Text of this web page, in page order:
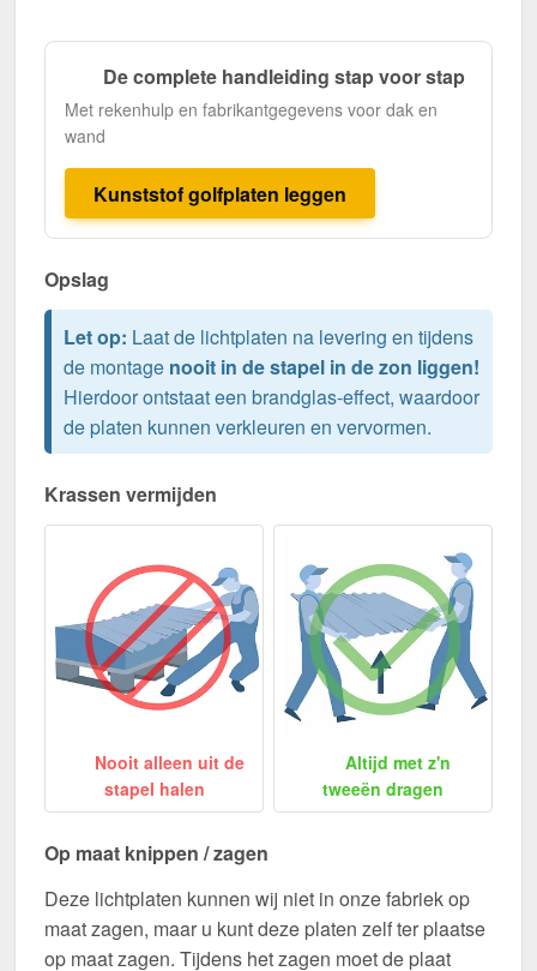
De complete handleiding stap voor stap
Met rekenhulp en fabrikantgegevens voor dak en
wand
Kunststof golfplaten leggen
Opslag
Let op: Laat de lichtplaten na levering en tijdens
de montage nooit in de stapel in de zon liggen!
Hierdoor ontstaat een brandglas-effect, waardoor
de platen kunnen verkleuren en vervormen.
Krassen vermijden
Nooit alleen uit de
stapel halen
Altijd met z'n
tweeën dragen
Op maat knippen / zagen
Deze lichtplaten kunnen wij niet in onze fabriek op
maat zagen, maar u kunt deze platen zelf ter plaatse
op maat zagen. Tijdens het zagen moet de plaat